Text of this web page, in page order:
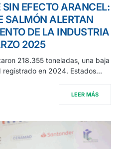
EFECTO ARANCEL:
SALMÓN ALERTAN
DE LA INDUSTRIA
2025
218.355 toneladas, una baja
en 2024. Estados…
LEER MÁS